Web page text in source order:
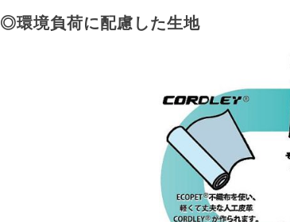
◎環境負荷に配慮した生地